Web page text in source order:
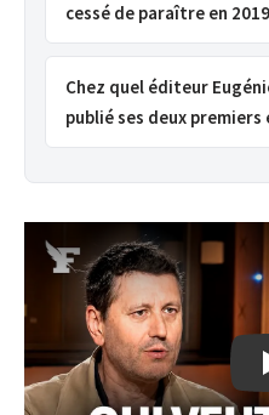
cessé de paraître en
Chez quel éditeur
publié ses deux premiers